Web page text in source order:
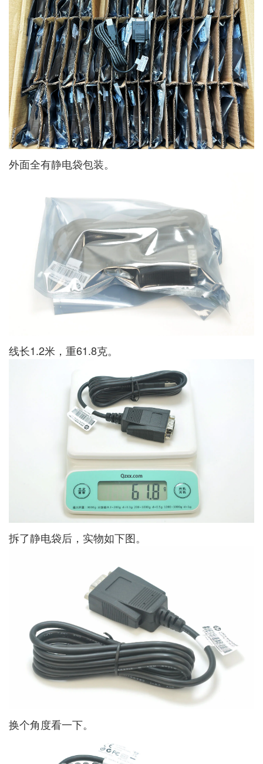
外面全有静电袋包装。
线长1.2米，重61.8克。
拆了静电袋后，实物如下图。
换个角度看一下。